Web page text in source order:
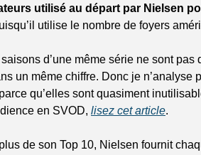
utilisé au départ par Nielsen
utilise le nombre de foyers
saisons d’une même série ne sont
un même chiffre. Donc je n’analyse
qu’elles sont quasiment
en SVOD, lisez cet article.
de son Top 10, Nielsen fournit